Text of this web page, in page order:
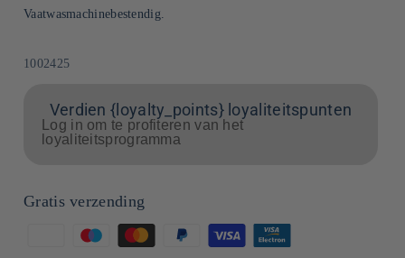
Vaatwasmachinebestendig.
SKU:
1002425
Verdien {loyalty_points} loyaliteitspunten
Log in om te profiteren van het
loyaliteitsprogramma
Gratis verzending
Betaalmethoden